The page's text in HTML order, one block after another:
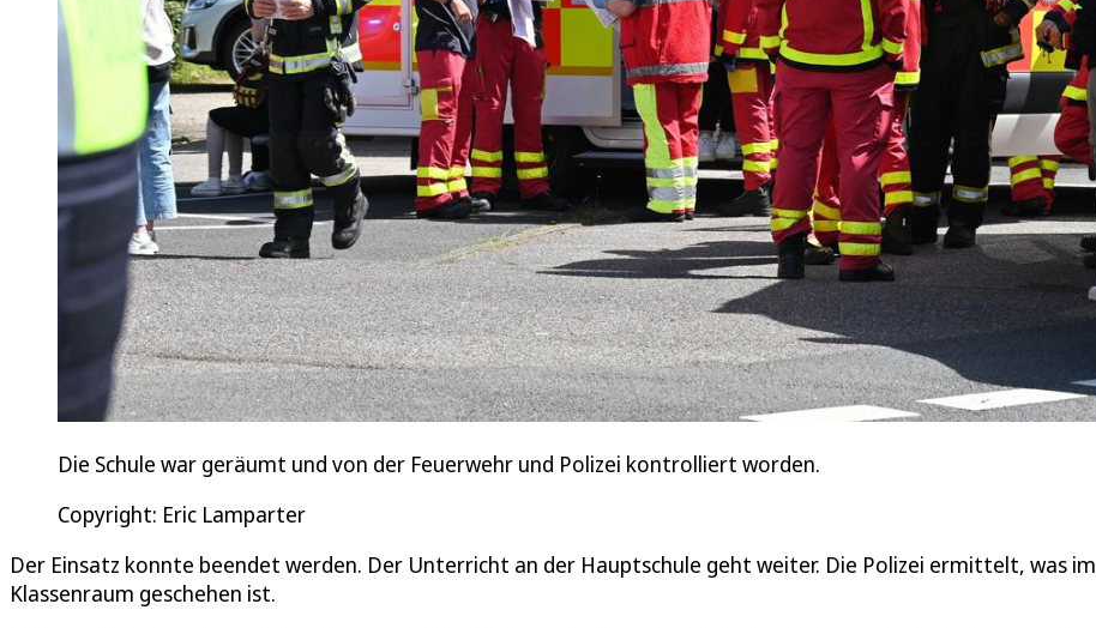
Die Schule war geräumt und von der Feuerwehr und Polizei kontrolliert worden.
Copyright: Eric Lamparter
Der Einsatz konnte beendet werden. Der Unterricht an der Hauptschule geht weiter. Die Polizei ermittelt, was im
Klassenraum geschehen ist.